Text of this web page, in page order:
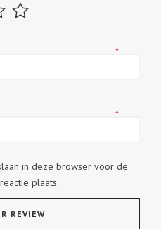
*
*
in deze browser voor de
plaats.